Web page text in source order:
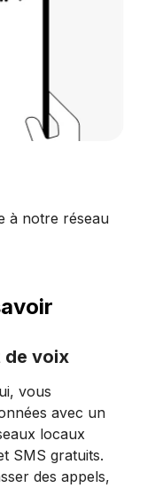
à notre réseau
de voix
vous
avec un
locaux
SMS gratuits.
des appels,